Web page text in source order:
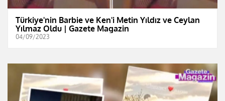
Türkiye'nin Barbie ve Ken'i Metin Yıldız ve Ceylan
Yılmaz Oldu | Gazete Magazin
04/09/2023